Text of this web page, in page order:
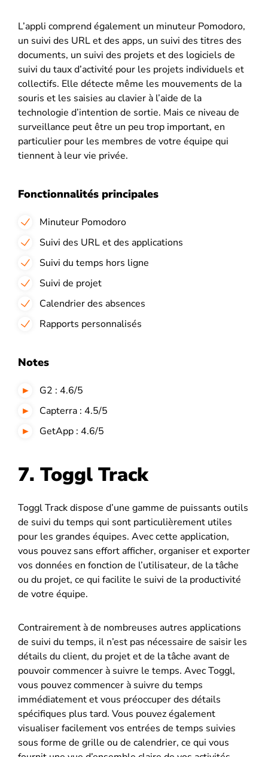
L’appli comprend également un minuteur Pomodoro,
un suivi des URL et des apps, un suivi des titres des
documents, un suivi des projets et des logiciels de
suivi du taux d’activité pour les projets individuels et
collectifs. Elle détecte même les mouvements de la
souris et les saisies au clavier à l’aide de la
technologie d’intention de sortie. Mais ce niveau de
surveillance peut être un peu trop important, en
particulier pour les membres de votre équipe qui
tiennent à leur vie privée.
Fonctionnalités principales
Minuteur Pomodoro
Suivi des URL et des applications
Suivi du temps hors ligne
Suivi de projet
Calendrier des absences
Rapports personnalisés
Notes
G2 : 4.6/5
Capterra : 4.5/5
GetApp : 4.6/5
7. Toggl Track
Toggl Track dispose d’une gamme de puissants outils
de suivi du temps qui sont particulièrement utiles
pour les grandes équipes. Avec cette application,
vous pouvez sans effort afficher, organiser et exporter
vos données en fonction de l’utilisateur, de la tâche
ou du projet, ce qui facilite le suivi de la productivité
de votre équipe.
Contrairement à de nombreuses autres applications
de suivi du temps, il n’est pas nécessaire de saisir les
détails du client, du projet et de la tâche avant de
pouvoir commencer à suivre le temps. Avec Toggl,
vous pouvez commencer à suivre du temps
immédiatement et vous préoccuper des détails
spécifiques plus tard. Vous pouvez également
visualiser facilement vos entrées de temps suivies
sous forme de grille ou de calendrier, ce qui vous